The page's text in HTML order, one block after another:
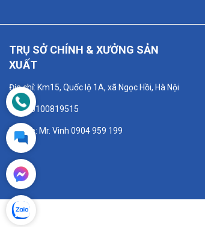
TRỤ SỞ CHÍNH & XƯỞNG SẢN
XUẤT
Địa chỉ: Km15, Quốc lộ 1A, xã Ngọc Hồi, Hà Nội
MST: 0100819515
Hotline: Mr. Vinh 0904 959 199